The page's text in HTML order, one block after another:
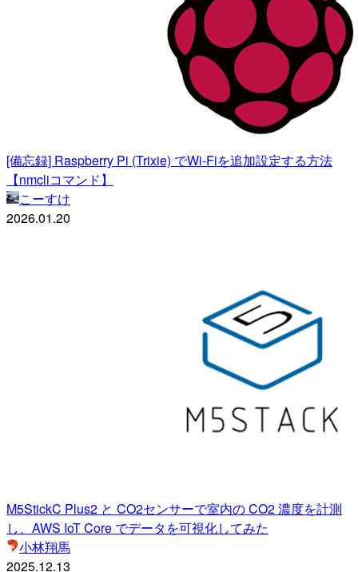
[備忘録] Raspberry Pi (Trixie) でWi-Fiを追加設定する方法
【nmcliコマンド】
こーすけ
2026.01.20
M5StickC Plus2 と CO2センサーで室内の CO2 濃度を計測
し、AWS IoT Core でデータを可視化してみた
小林翔馬
2025.12.13